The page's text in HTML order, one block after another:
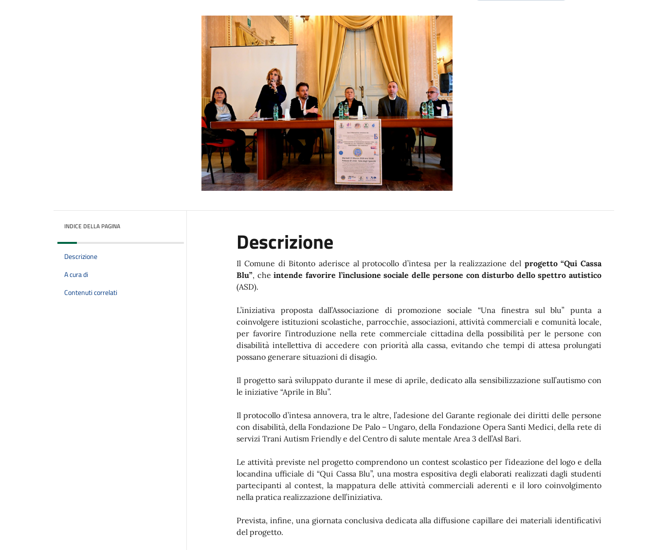
INDICE DELLA PAGINA
Descrizione
A cura di
Contenuti correlati
Descrizione
Il Comune di Bitonto aderisce al protocollo d’intesa per la realizzazione del progetto “Qui Cassa
Blu”, cheintende favorire l’inclusione sociale delle persone con disturbo dello spettro autistico
(ASD).
L’iniziativa proposta dall’Associazione di promozione sociale “Una finestra sul blu” punta a
coinvolgere istituzioni scolastiche, parrocchie, associazioni, attività commerciali e comunità locale,
per favorire l’introduzione nella rete commerciale cittadina della possibilità per le persone con
disabilità intellettiva di accedere con priorità alla cassa, evitando che tempi di attesa prolungati
possano generare situazioni di disagio.
Il progetto sarà sviluppato durante il mese di aprile, dedicato alla sensibilizzazione sull’autismo con
le iniziative “Aprile in Blu”.
Il protocollo d’intesa annovera, tra le altre, l’adesione del Garante regionale dei diritti delle persone
con disabilità, della Fondazione De Palo – Ungaro, della Fondazione Opera Santi Medici, della rete di
servizi Trani Autism Friendly e del Centro di salute mentale Area 3 dell’Asl Bari.
Le attività previste nel progetto comprendono un contest scolastico per l’ideazione del logo e della
locandina ufficiale di “Qui Cassa Blu”, una mostra espositiva degli elaborati realizzati dagli studenti
partecipanti al contest, la mappatura delle attività commerciali aderenti e il loro coinvolgimento
nella pratica realizzazione dell’iniziativa.
Prevista, infine, una giornata conclusiva dedicata alla diffusione capillare dei materiali identificativi
del progetto.